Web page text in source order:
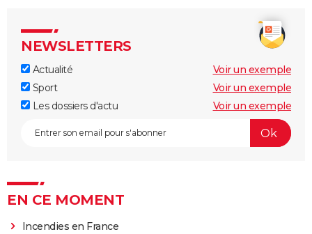
NEWSLETTERS
Actualité
Voir un exemple
Sport
Voir un exemple
Les dossiers d'actu
Voir un exemple
EN CE MOMENT
Incendies en France